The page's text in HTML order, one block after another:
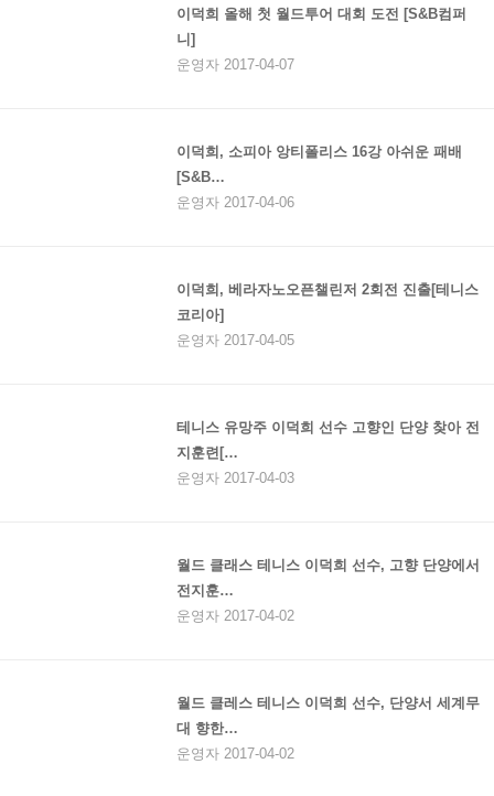
이덕희 올해 첫 월드투어 대회 도전 [S&B컴퍼
니]
운영자 2017-04-07
이덕희, 소피아 앙티폴리스 16강 아쉬운 패배
[S&B…
운영자 2017-04-06
이덕희, 베라자노오픈챌린저 2회전 진출[테니스
코리아]
운영자 2017-04-05
테니스 유망주 이덕희 선수 고향인 단양 찾아 전
지훈련[…
운영자 2017-04-03
월드 클래스 테니스 이덕희 선수, 고향 단양에서
전지훈…
운영자 2017-04-02
월드 클레스 테니스 이덕희 선수, 단양서 세계무
대 향한…
운영자 2017-04-02